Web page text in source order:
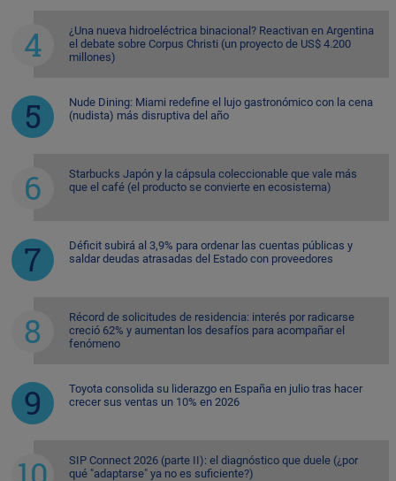
¿Una nueva hidroeléctrica binacional? Reactivan en Argentina
el debate sobre Corpus Christi (un proyecto de US$ 4.200
millones)
Nude Dining: Miami redefine el lujo gastronómico con la cena
(nudista) más disruptiva del año
Starbucks Japón y la cápsula coleccionable que vale más
que el café (el producto se convierte en ecosistema)
Déficit subirá al 3,9% para ordenar las cuentas públicas y
saldar deudas atrasadas del Estado con proveedores
Récord de solicitudes de residencia: interés por radicarse
creció 62% y aumentan los desafíos para acompañar el
fenómeno
Toyota consolida su liderazgo en España en julio tras hacer
crecer sus ventas un 10% en 2026
SIP Connect 2026 (parte II): el diagnóstico que duele (¿por
qué "adaptarse" ya no es suficiente?)